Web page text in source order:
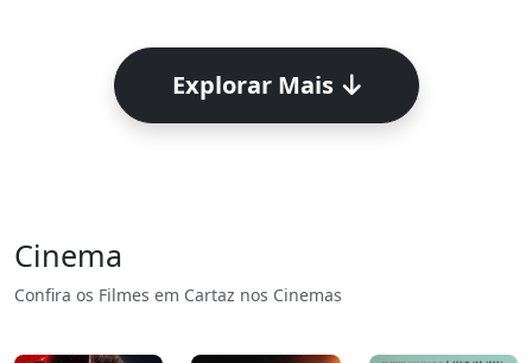
Explorar Mais
Cinema
Confira os Filmes em Cartaz nos Cinemas